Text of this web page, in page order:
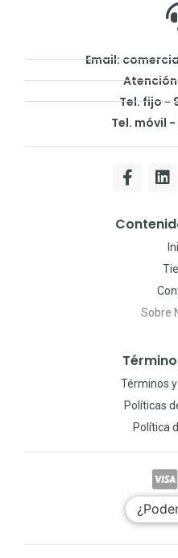
Email:
Tel. fijo -
Tel. móvil
Sobre
Términos
Políticas
Política